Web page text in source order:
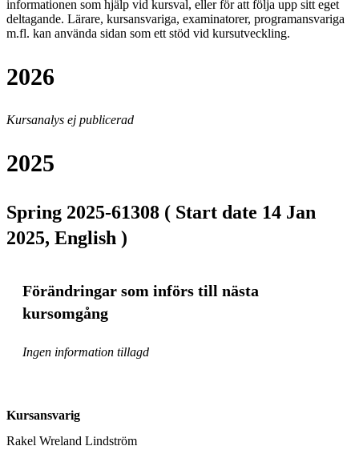
informationen som hjälp vid kursval, eller för att följa upp sitt eget
deltagande. Lärare, kursansvariga, examinatorer, programansvariga
m.fl. kan använda sidan som ett stöd vid kursutveckling.
2026
Kursanalys ej publicerad
2025
Spring 2025-61308 ( Start date 14 Jan
2025, English )
Förändringar som införs till nästa
kursomgång
Ingen information tillagd
Kursansvarig
Rakel Wreland Lindström